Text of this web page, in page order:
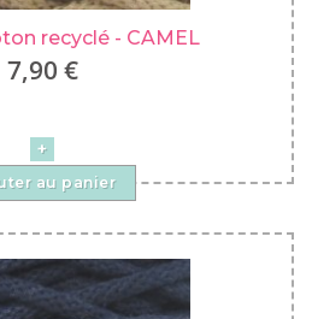
recyclé - CAMEL
7,90 €
au panier